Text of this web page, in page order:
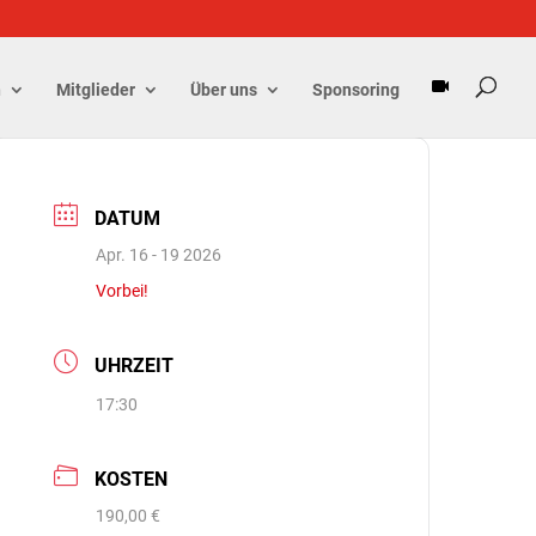
Mitglieder Über uns Sponsoring
DATUM
Apr. 16 - 19 2026
Vorbei!
UHRZEIT
17:30
KOSTEN
190,00 €